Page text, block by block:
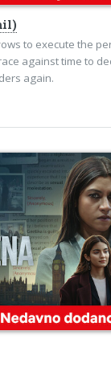
to execute the
against time to
again.